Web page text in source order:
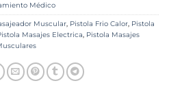
Médico
Muscular, Pistola Frio Calor, Pistola
Masajes Electrica, Pistola Masajes